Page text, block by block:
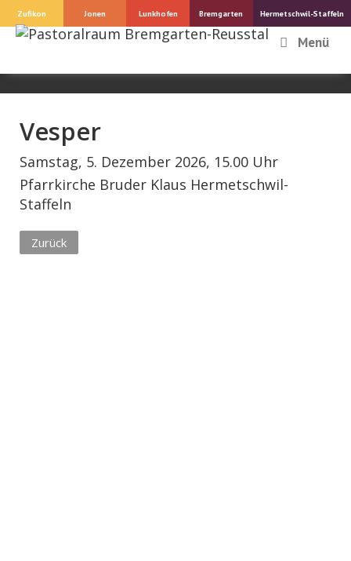
Springe
zum
Zufikon Jonen Lunkhofen Bremgarten Hermetschwil-Staffeln
Menü
Vesper
Samstag, 5. Dezember 2026, 15.00 Uhr
Pfarrkirche Bruder Klaus Hermetschwil-
Staffeln
Zurück